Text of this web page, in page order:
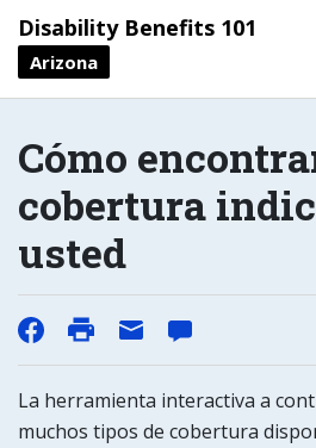
Disability Benefits 101
Arizona
Cómo
cobertura
usted
La herramienta interactiva a
muchos tipos de cobertura